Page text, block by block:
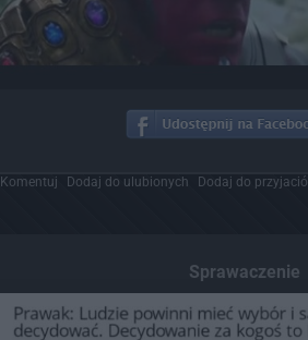
Komentuj Dodaj do ulubionych Dodaj do przyjaciół
Sprawaczenie